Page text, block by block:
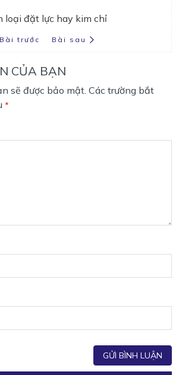
loại đặt lực hay kim chỉ
Bài trước Bài sau
CỦA BẠN
sẽ được bảo mật. Các trường bắt
*
GỬI BÌNH LUẬN